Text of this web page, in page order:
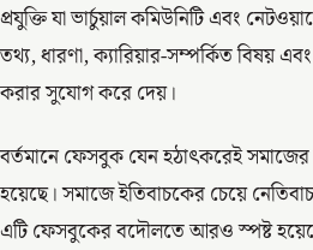
প্রযুক্তি যা ভার্চুয়াল কমিউনিটি এবং
তথ্য, ধারণা, ক্যারিয়ার-সম্পর্কিত বিষয়
করার সুযোগ করে দেয়।
বর্তমানে ফেসবুক যেন হঠাৎকরেই
হয়েছে। সমাজে ইতিবাচকের চেয়ে
এটি ফেসবুকের বদৌলতে আরও স্পষ্ট